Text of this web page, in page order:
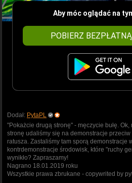
Aby móc oglądać na
POBIERZ
Dodał: PytaPL
"Pokażcie drugą stronę" - męczycie bułę.
stronę udaliśmy się na demonstracje
ratusza. Zastaliśmy tam sporą demonstracje
kontrdemonstracje środowisk, które "ruchy
wynikło? Zapraszamy!
Nagrano 18.01.2019 roku
Wszystkie prawa zbrukane - copywrited by